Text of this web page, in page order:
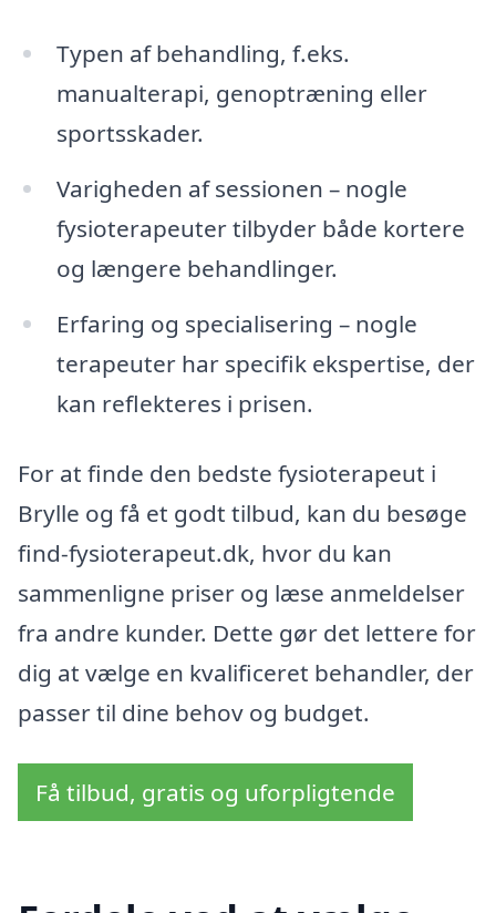
Typen af behandling, f.eks.
manualterapi, genoptræning eller
sportsskader.
Varigheden af sessionen – nogle
fysioterapeuter tilbyder både kortere
og længere behandlinger.
Erfaring og specialisering – nogle
terapeuter har specifik ekspertise, der
kan reflekteres i prisen.
For at finde den bedste fysioterapeut i
Brylle og få et godt tilbud, kan du besøge
find-fysioterapeut.dk, hvor du kan
sammenligne priser og læse anmeldelser
fra andre kunder. Dette gør det lettere for
dig at vælge en kvalificeret behandler, der
passer til dine behov og budget.
Få tilbud, gratis og uforpligtende